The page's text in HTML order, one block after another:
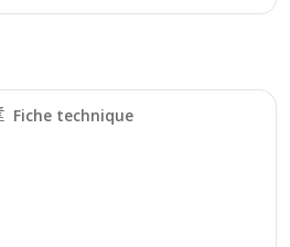
Fiche technique